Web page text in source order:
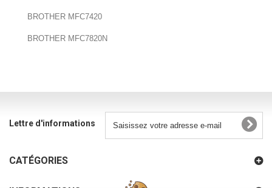
BROTHER MFC7420
BROTHER MFC7820N
Lettre d'informations
CATÉGORIES